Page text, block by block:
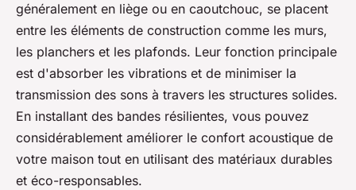
généralement en liège ou en caoutchouc, se placent
entre les éléments de construction comme les murs,
les planchers et les plafonds. Leur fonction principale
est d'absorber les vibrations et de minimiser la
transmission des sons à travers les structures solides.
En installant des bandes résilientes, vous pouvez
considérablement améliorer le confort acoustique de
votre maison tout en utilisant des matériaux durables
et éco-responsables.